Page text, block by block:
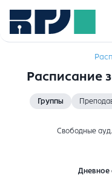
Расписание
Группы
Свободные ауд.
Дневное